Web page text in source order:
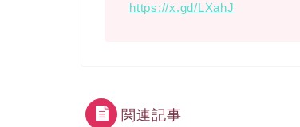
https://x.gd/LXahJ
関連記事